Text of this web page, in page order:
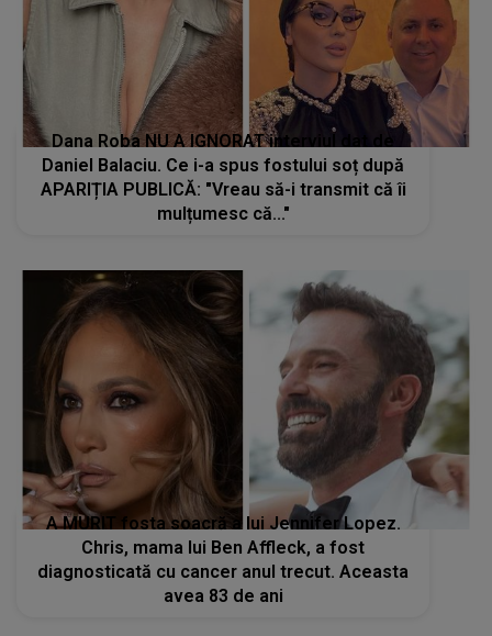
Dana Roba NU A IGNORAT interviul dat de
Daniel Balaciu. Ce i-a spus fostului soț după
APARIȚIA PUBLICĂ: "Vreau să-i transmit că îi
mulțumesc că..."
A MURIT fosta soacră a lui Jennifer Lopez.
Chris, mama lui Ben Affleck, a fost
diagnosticată cu cancer anul trecut. Aceasta
avea 83 de ani